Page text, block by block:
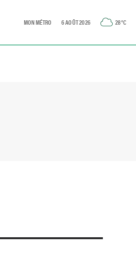
MON MÉTRO 6 AOÛT 2026 28°C